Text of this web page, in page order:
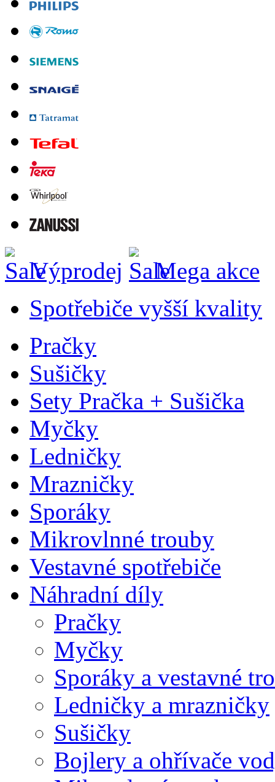
Výprodej
Mega akce
Spotřebiče vyšší kvality
Pračky
Sušičky
Sety Pračka + Sušička
Myčky
Ledničky
Mrazničky
Sporáky
Mikrovlnné trouby
Vestavné spotřebiče
Náhradní díly
Pračky
Myčky
Sporáky a vestavné
Ledničky a mrazničky
Sušičky
Bojlery a ohřívače